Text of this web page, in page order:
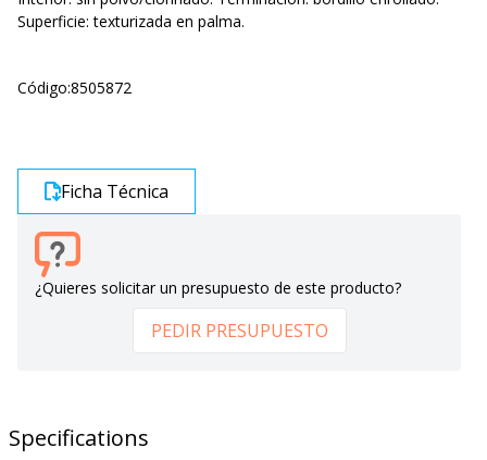
Superficie: texturizada en palma.
Código:8505872
Ficha Técnica
¿Quieres solicitar un presupuesto de este producto?
PEDIR PRESUPUESTO
Specifications